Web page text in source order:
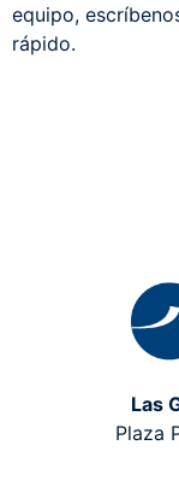
equipo,
rápido.
Las
Plaza